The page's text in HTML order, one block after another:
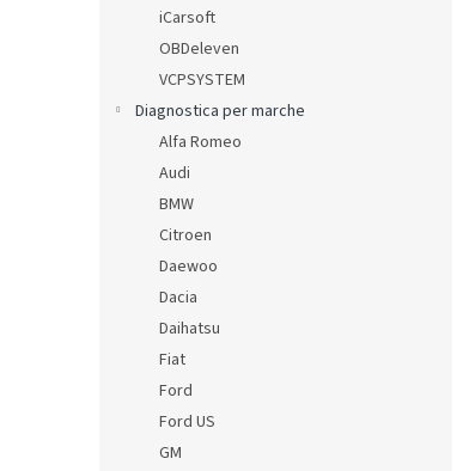
iCarsoft
OBDeleven
VCPSYSTEM
Diagnostica per marche
Alfa Romeo
Audi
BMW
Citroen
Daewoo
Dacia
Daihatsu
Fiat
Ford
Ford US
GM